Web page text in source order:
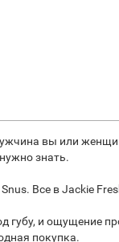
вы или
знать.
Все в Jackie
губу, и ощущение
покупка.